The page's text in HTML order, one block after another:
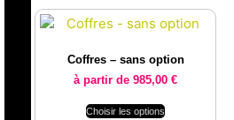
Coffres – sans option
à partir de 985,00 €
Choisir les options